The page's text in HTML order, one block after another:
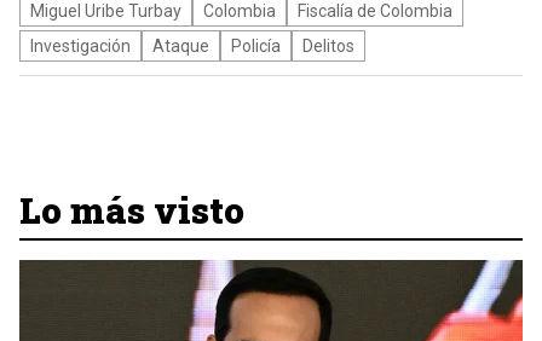
Miguel Uribe Turbay Colombia
Fiscalía de Colombia
Investigación
Ataque Policía Delitos
Lo más visto